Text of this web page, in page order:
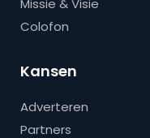
Colofon
Kansen
Adverteren
Partners